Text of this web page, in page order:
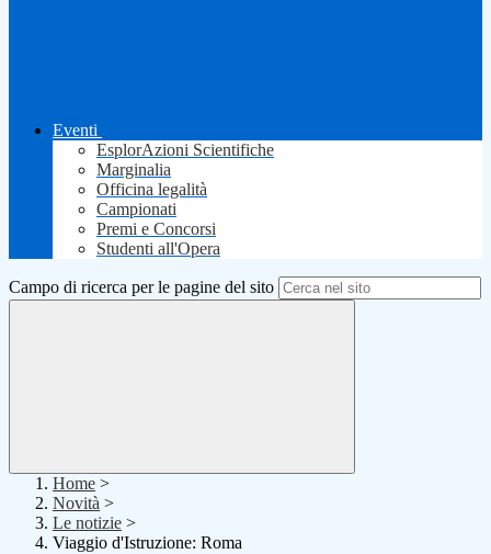
Eventi
EsplorAzioni Scientifiche
Marginalia
Officina legalità
Campionati
Premi e Concorsi
Studenti all'Opera
Campo di ricerca per le pagine del sito
Home >
Novità >
Le notizie >
Viaggio d'Istruzione: Roma